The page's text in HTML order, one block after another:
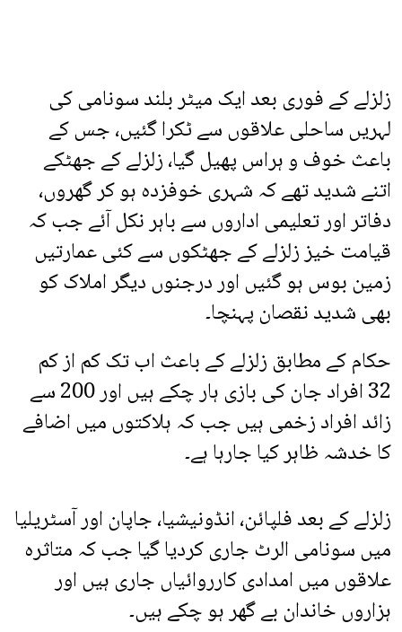
زلزلے کے فوری بعد ایک میٹر بلند سونامی کی
لہریں ساحلی علاقوں سے ٹکرا گئیں، جس کے
باعث خوف و ہراس پھیل گیا، زلزلے کے جھٹکے
اتنے شدید تھے کہ شہری خوفزدہ ہو کر گھروں،
دفاتر اور تعلیمی اداروں سے باہر نکل آئے جب کہ
قیامت خیز زلزلے کے جھٹکوں سے کئی عمارتیں
زمین بوس ہو گئیں اور درجنوں دیگر املاک کو
بھی شدید نقصان پہنچا۔
حکام کے مطابق زلزلے کے باعث اب تک کم از کم
32 افراد جان کی بازی ہار چکے ہیں اور 200 سے
زائد افراد زخمی ہیں جب کہ ہلاکتوں میں اضافے
کا خدشہ ظاہر کیا جارہا ہے۔
زلزلے کے بعد فلپائن، انڈونیشیا، جاپان اور آسٹریلیا
میں سونامی الرٹ جاری کردیا گیا جب کہ متاثرہ
علاقوں میں امدادی کارروائیاں جاری ہیں اور
ہزاروں خاندان بے گھر ہو چکے ہیں۔